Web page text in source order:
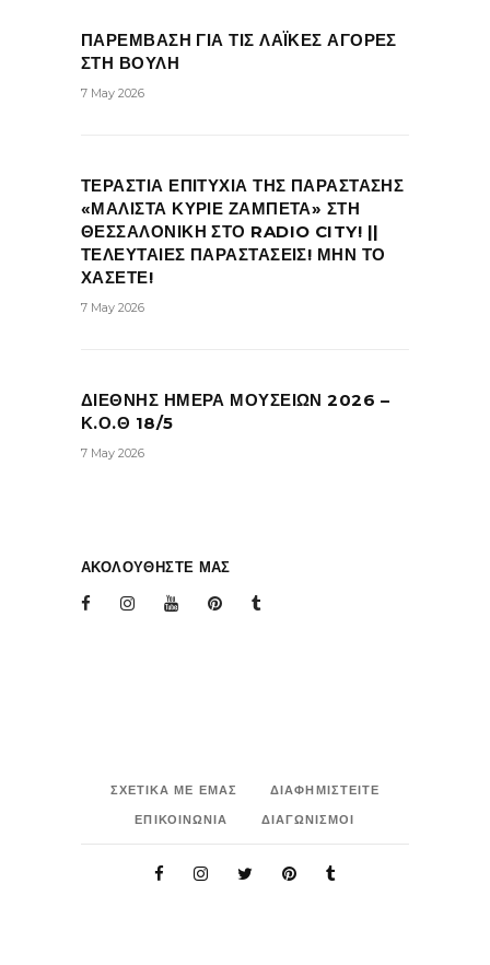
ΠΑΡΕΜΒΑΣΗ ΓΙΑ ΤΙΣ ΛΑΪΚΕΣ ΑΓΟΡΕΣ
ΣΤΗ ΒΟΥΛΗ
7 May 2026
ΤΕΡΑΣΤΙΑ ΕΠΙΤΥΧΙΑ ΤΗΣ ΠΑΡΑΣΤΑΣΗΣ
«ΜΑΛΙΣΤΑ ΚΥΡΙΕ ΖΑΜΠΕΤΑ» ΣΤΗ
ΘΕΣΣΑΛΟΝΙΚΗ ΣΤΟ RADIO CITY! ||
ΤΕΛΕΥΤΑΙΕΣ ΠΑΡΑΣΤΑΣΕΙΣ! ΜΗΝ ΤΟ
ΧΑΣΕΤΕ!
7 May 2026
ΔΙΕΘΝΗΣ ΗΜΕΡΑ ΜΟΥΣΕΙΩΝ 2026 –
Κ.Ο.Θ 18/5
7 May 2026
ΑΚΟΛΟΥΘΗΣΤΕ ΜΑΣ
ΣΧΕΤΙΚΑ ΜΕ ΕΜΑΣ
ΔΙΑΦΗΜΙΣΤΕΙΤΕ
ΕΠΙΚΟΙΝΩΝΙΑ
ΔΙΑΓΩΝΙΣΜΟΙ